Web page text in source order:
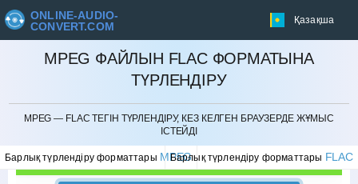
ONLINE-AUDIO-
CONVERT.COM
Қазақша
MPEG ФАЙЛЫН FLAC ФОРМАТЫНА
ТҮРЛЕНДІРУ
MPEG — FLAC ТЕГІН ТҮРЛЕНДІРУ, КЕЗ КЕЛГЕН БРАУЗЕРДЕ ЖҰМЫС
ІСТЕЙДІ
Барлық түрлендіру форматтары MPEG
Барлық түрлендіру форматтары FLAC